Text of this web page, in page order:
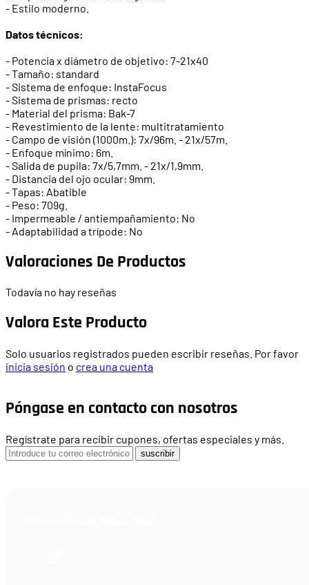
- Estilo moderno.
Datos técnicos:
- Potencia x diámetro de objetivo: 7-21x40
- Tamaño: standard
- Sistema de enfoque: InstaFocus
- Sistema de prismas: recto
- Material del prisma: Bak-7
- Revestimiento de la lente: multitratamiento
- Campo de visión (1000m.): 7x/96m. - 21x/57m.
- Enfoque mínimo: 6m.
- Salida de pupila: 7x/5,7mm. - 21x/1,9mm.
- Distancia del ojo ocular: 9mm.
- Tapas: Abatible
- Peso: 709g.
- Impermeable / antiempañamiento: No
- Adaptabilidad a trípode: No
Valoraciones De Productos
Todavía no hay reseñas
Valora Este Producto
Solo usuarios registrados pueden escribir reseñas. Por favor
inicia sesión o crea una cuenta
Póngase en contacto con nosotros
Regístrate para recibir cupones, ofertas especiales y más.
suscribir